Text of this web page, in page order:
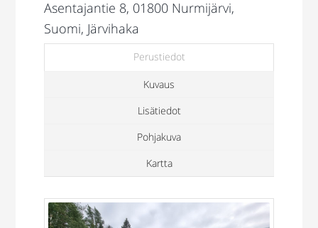
Asentajantie 8, 01800 Nurmijärvi,
Suomi, Järvihaka
Perustiedot
Kuvaus
Lisätiedot
Pohjakuva
Kartta